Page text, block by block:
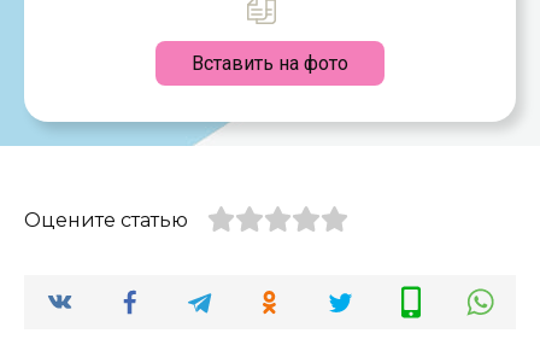
Вставить на фото
Оцените статью